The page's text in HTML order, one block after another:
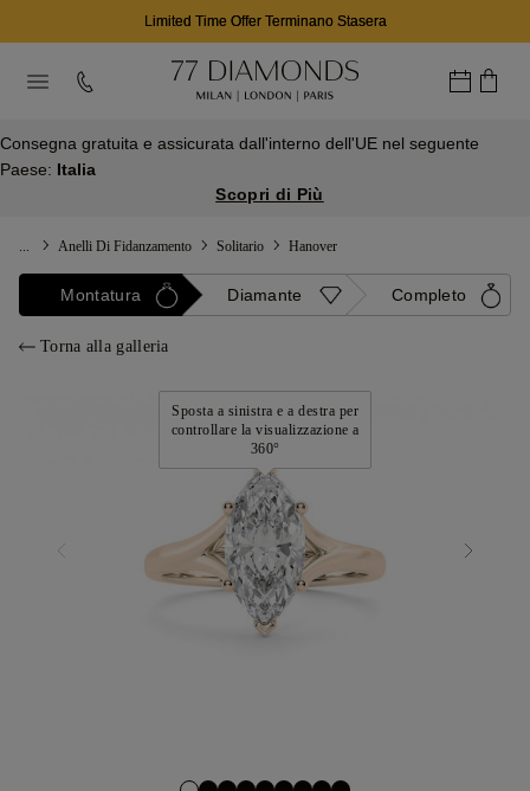
Limited Time Offer Terminano Stasera
Consegna gratuita e assicurata dall'interno dell'UE nel seguente
Paese: Italia
Scopri di Più
Anelli Di Fidanzamento Solitario Hanover
Montatura Diamante Completo
Torna alla galleria
Sposta a sinistra e a destra per
controllare la visualizzazione a
360°